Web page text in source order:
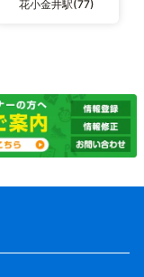
花小金井駅(77)